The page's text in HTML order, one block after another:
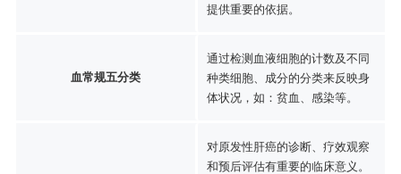
提供重要的依据。
血常规五分类
通过检测血液细胞的计数及不同
种类细胞、成分的分类来反映身
体状况，如：贫血、感染等。
对原发性肝癌的诊断、疗效观察
和预后评估有重要的临床意义。